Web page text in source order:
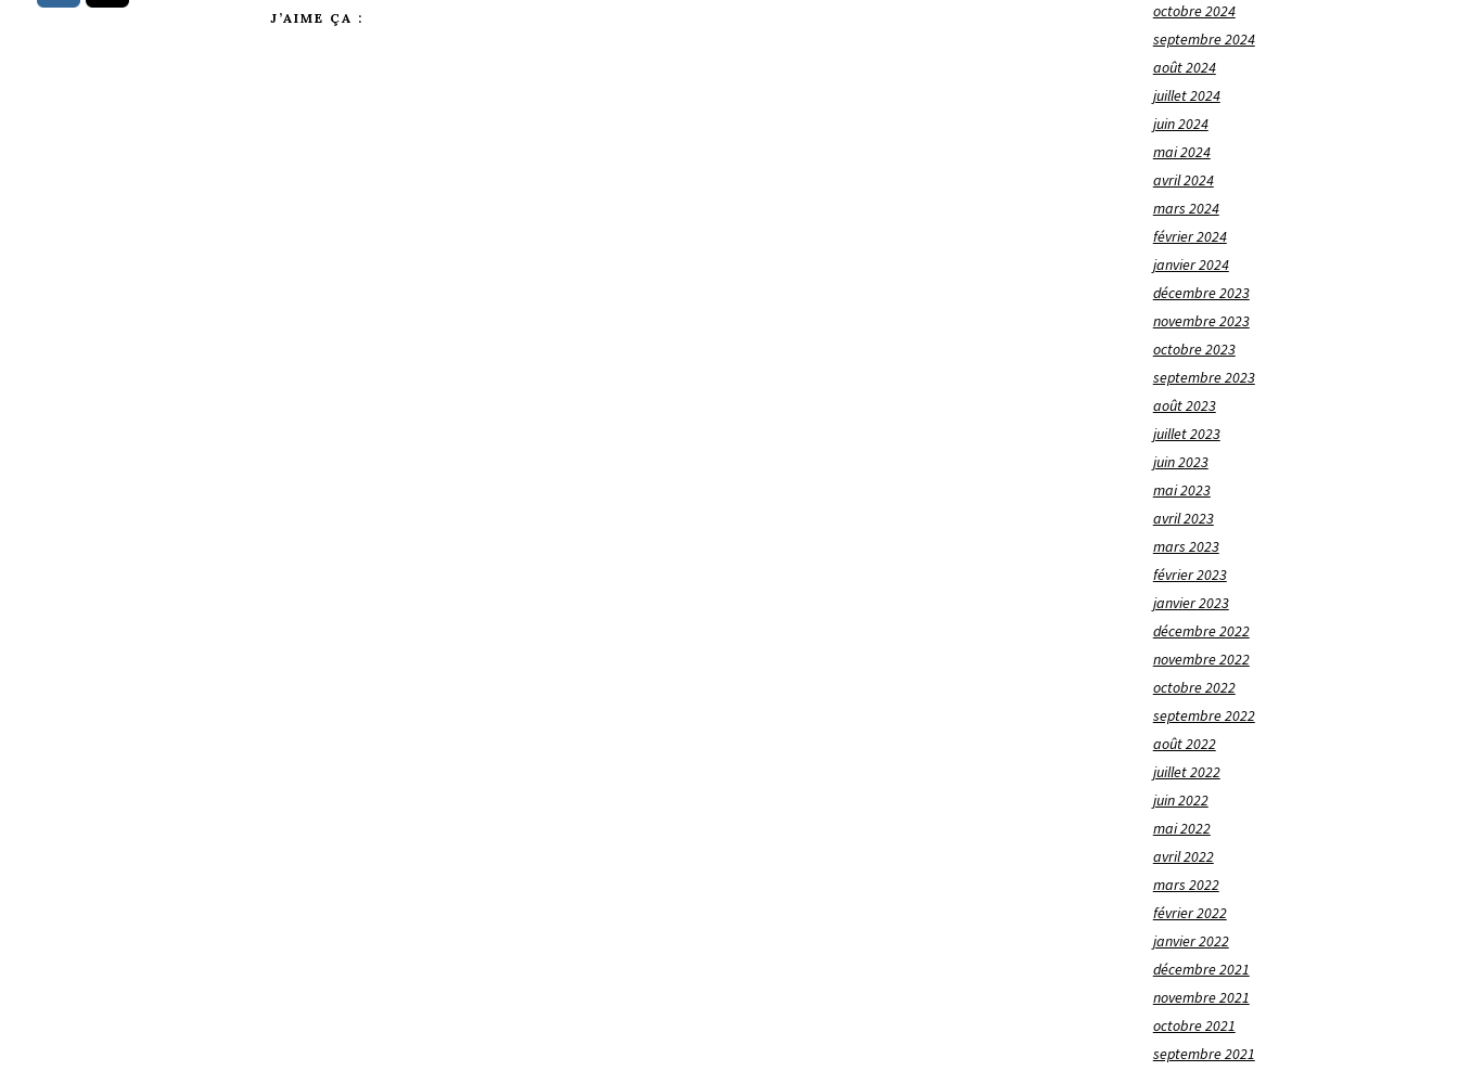
J’AIME ÇA :
octobre 2024
septembre 2024
août 2024
juillet 2024
juin 2024
mai 2024
avril 2024
mars 2024
février 2024
janvier 2024
décembre 2023
novembre 2023
octobre 2023
septembre 2023
août 2023
juillet 2023
juin 2023
mai 2023
avril 2023
mars 2023
février 2023
janvier 2023
décembre 2022
novembre 2022
octobre 2022
septembre 2022
août 2022
juillet 2022
juin 2022
mai 2022
avril 2022
mars 2022
février 2022
janvier 2022
décembre 2021
novembre 2021
octobre 2021
septembre 2021